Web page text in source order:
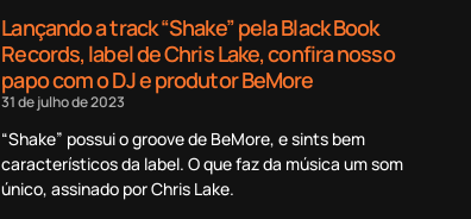
Lançando a track “Shake” pela Black Book
Records, label de Chris Lake, confira nosso
papo com o DJ e produtor BeMore
31 de julho de 2023
“Shake” possui o groove de BeMore, e sints bem
característicos da label. O que faz da música um som
único, assinado por Chris Lake.